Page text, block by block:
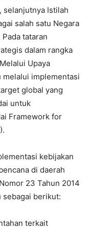
selanjutnya Istilah
salah satu Negara
tataran
dalam rangka
Upaya
melalui implementasi
global yang
untuk
Framework for
kebijakan
di daerah
23 Tahun 2014
sebagai berikut:
terkait